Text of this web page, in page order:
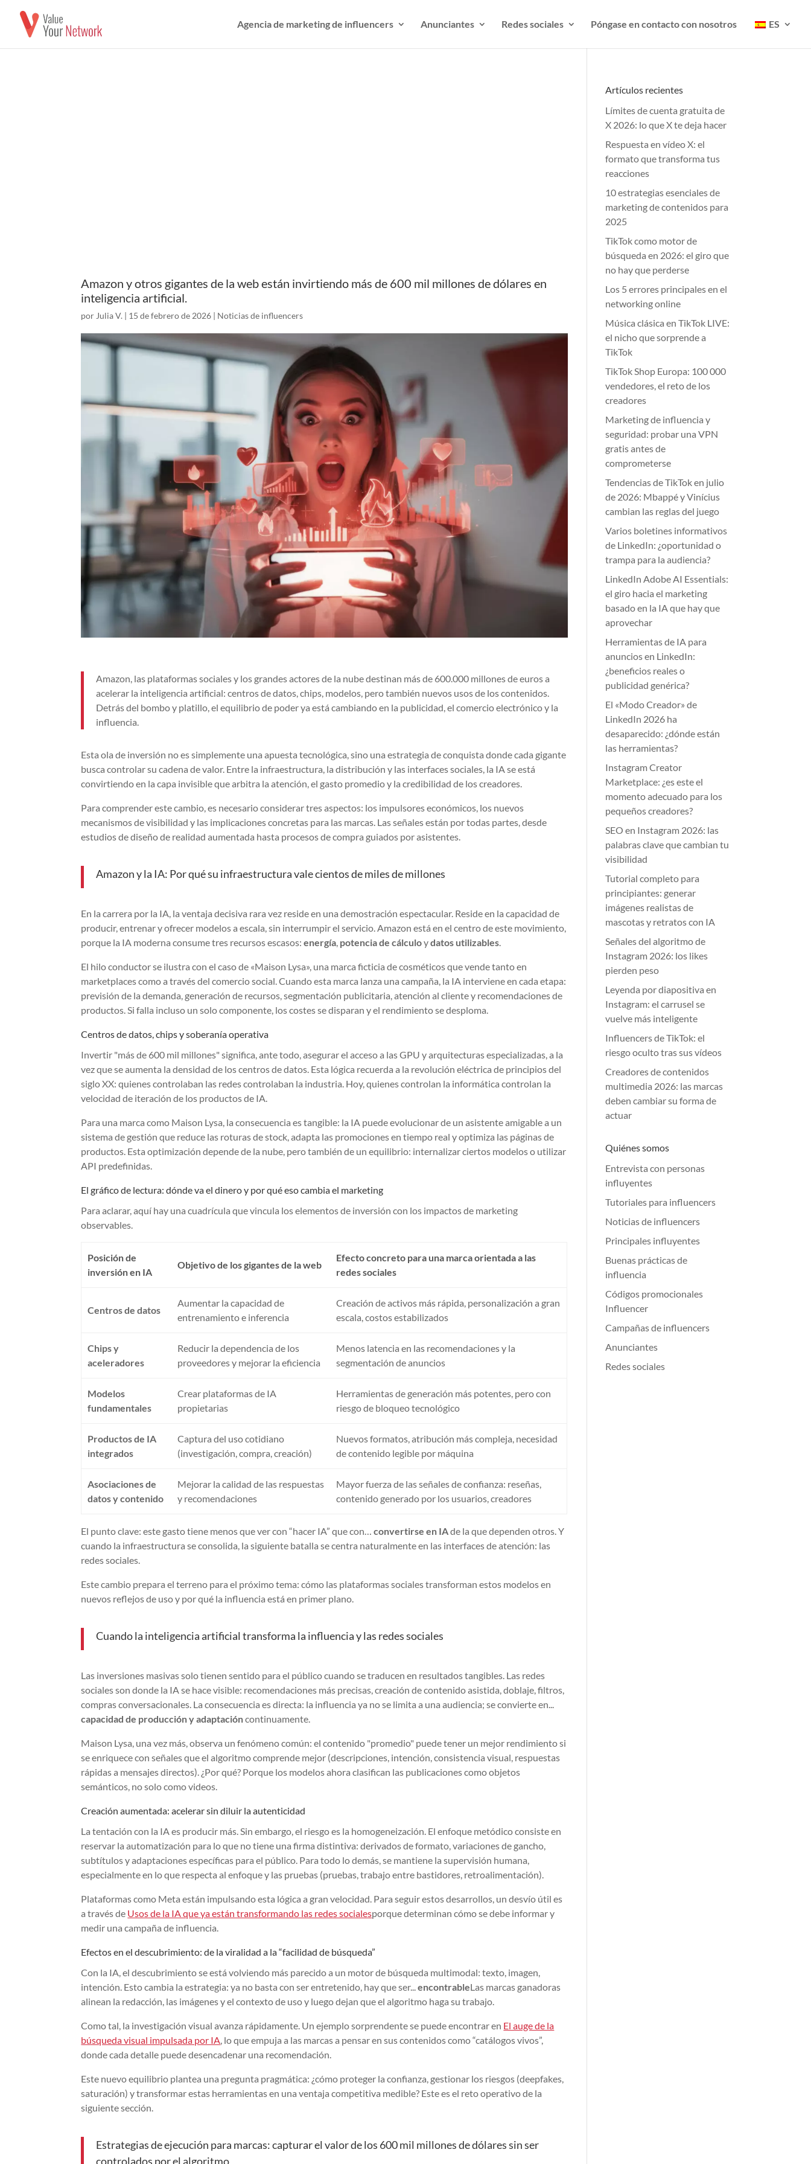
Agencia de marketing de influencers Anunciantes Redes sociales Póngase en contacto con nosotros ES
Amazon y otros gigantes de la web están invirtiendo más de 600 mil millones de dólares en
inteligencia artificial.
por Julia V. | 15 de febrero de 2026 | Noticias de influencers
Amazon, las plataformas sociales y los grandes actores de la nube destinan más de 600.000 millones de euros a
acelerar la inteligencia artificial: centros de datos, chips, modelos, pero también nuevos usos de los contenidos.
Detrás del bombo y platillo, el equilibrio de poder ya está cambiando en la publicidad, el comercio electrónico y la
influencia.
Esta ola de inversión no es simplemente una apuesta tecnológica, sino una estrategia de conquista donde cada gigante
busca controlar su cadena de valor. Entre la infraestructura, la distribución y las interfaces sociales, la IA se está
convirtiendo en la capa invisible que arbitra la atención, el gasto promedio y la credibilidad de los creadores.
Para comprender este cambio, es necesario considerar tres aspectos: los impulsores económicos, los nuevos
mecanismos de visibilidad y las implicaciones concretas para las marcas. Las señales están por todas partes, desde
estudios de diseño de realidad aumentada hasta procesos de compra guiados por asistentes.
Amazon y la IA: Por qué su infraestructura vale cientos de miles de millones
En la carrera por la IA, la ventaja decisiva rara vez reside en una demostración espectacular. Reside en la capacidad de
producir, entrenar y ofrecer modelos a escala, sin interrumpir el servicio. Amazon está en el centro de este movimiento,
porque la IA moderna consume tres recursos escasos:energía, potencia de cálculoydatos utilizables.
El hilo conductor se ilustra con el caso de «Maison Lysa», una marca ficticia de cosméticos que vende tanto en
marketplaces como a través del comercio social. Cuando esta marca lanza una campaña, la IA interviene en cada etapa:
previsión de la demanda, generación de recursos, segmentación publicitaria, atención al cliente y recomendaciones de
productos. Si falla incluso un solo componente, los costes se disparan y el rendimiento se desploma.
Centros de datos, chips y soberanía operativa
Invertir "más de 600 mil millones" significa, ante todo, asegurar el acceso a las GPU y arquitecturas especializadas, a la
vez que se aumenta la densidad de los centros de datos. Esta lógica recuerda a la revolución eléctrica de principios del
siglo XX: quienes controlaban las redes controlaban la industria. Hoy, quienes controlan la informática controlan la
velocidad de iteración de los productos de IA.
Para una marca como Maison Lysa, la consecuencia es tangible: la IA puede evolucionar de un asistente amigable a un
sistema de gestión que reduce las roturas de stock, adapta las promociones en tiempo real y optimiza las páginas de
productos. Esta optimización depende de la nube, pero también de un equilibrio: internalizar ciertos modelos o utilizar
API predefinidas.
El gráfico de lectura: dónde va el dinero y por qué eso cambia el marketing
Para aclarar, aquí hay una cuadrícula que vincula los elementos de inversión con los impactos de marketing
observables.
Posición de
inversión en IA
Objetivo de los gigantes de la web
Efecto concreto para una marca orientada a las
redes sociales
Centros de datos
Aumentar la capacidad de
entrenamiento e inferencia
Creación de activos más rápida, personalización a gran
escala, costos estabilizados
Chips y
aceleradores
Reducir la dependencia de los
proveedores y mejorar la eficiencia
Menos latencia en las recomendaciones y la
segmentación de anuncios
Modelos
fundamentales
Crear plataformas de IA
propietarias
Herramientas de generación más potentes, pero con
riesgo de bloqueo tecnológico
Productos de IA
integrados
Captura del uso cotidiano
(investigación, compra, creación)
Nuevos formatos, atribución más compleja, necesidad
de contenido legible por máquina
Asociaciones de
datos y contenido
Mejorar la calidad de las respuestas
y recomendaciones
Mayor fuerza de las señales de confianza: reseñas,
contenido generado por los usuarios, creadores
El punto clave: este gasto tiene menos que ver con “hacer IA” que con…convertirse en IAde la que dependen otros. Y
cuando la infraestructura se consolida, la siguiente batalla se centra naturalmente en las interfaces de atención: las
redes sociales.
Este cambio prepara el terreno para el próximo tema: cómo las plataformas sociales transforman estos modelos en
nuevos reflejos de uso y por qué la influencia está en primer plano.
Cuando la inteligencia artificial transforma la influencia y las redes sociales
Las inversiones masivas solo tienen sentido para el público cuando se traducen en resultados tangibles. Las redes
sociales son donde la IA se hace visible: recomendaciones más precisas, creación de contenido asistida, doblaje, filtros,
compras conversacionales. La consecuencia es directa: la influencia ya no se limita a una audiencia; se convierte en...
capacidad de producción y adaptacióncontinuamente.
Maison Lysa, una vez más, observa un fenómeno común: el contenido "promedio" puede tener un mejor rendimiento si
se enriquece con señales que el algoritmo comprende mejor (descripciones, intención, consistencia visual, respuestas
rápidas a mensajes directos). ¿Por qué? Porque los modelos ahora clasifican las publicaciones como objetos
semánticos, no solo como videos.
Creación aumentada: acelerar sin diluir la autenticidad
La tentación con la IA es producir más. Sin embargo, el riesgo es la homogeneización. El enfoque metódico consiste en
reservar la automatización para lo que no tiene una firma distintiva: derivados de formato, variaciones de gancho,
subtítulos y adaptaciones específicas para el público. Para todo lo demás, se mantiene la supervisión humana,
especialmente en lo que respecta al enfoque y las pruebas (pruebas, trabajo entre bastidores, retroalimentación).
Plataformas como Meta están impulsando esta lógica a gran velocidad. Para seguir estos desarrollos, un desvío útil es
a través de Usos de la IA que ya están transformando las redes socialesporque determinan cómo se debe informar y
medir una campaña de influencia.
Efectos en el descubrimiento: de la viralidad a la “facilidad de búsqueda”
Con la IA, el descubrimiento se está volviendo más parecido a un motor de búsqueda multimodal: texto, imagen,
intención. Esto cambia la estrategia: ya no basta con ser entretenido, hay que ser...encontrableLas marcas ganadoras
alinean la redacción, las imágenes y el contexto de uso y luego dejan que el algoritmo haga su trabajo.
Como tal, la investigación visual avanza rápidamente. Un ejemplo sorprendente se puede encontrar en El auge de la
búsqueda visual impulsada por IA, lo que empuja a las marcas a pensar en sus contenidos como “catálogos vivos”,
donde cada detalle puede desencadenar una recomendación.
Este nuevo equilibrio plantea una pregunta pragmática: ¿cómo proteger la confianza, gestionar los riesgos (deepfakes,
saturación) y transformar estas herramientas en una ventaja competitiva medible? Este es el reto operativo de la
siguiente sección.
Estrategias de ejecución para marcas: capturar el valor de los 600 mil millones de dólares sin ser
controlados por el algoritmo
Artículos recientes
Límites de cuenta gratuita de
X 2026: lo que X te deja hacer
Respuesta en vídeo X: el
formato que transforma tus
reacciones
10 estrategias esenciales de
marketing de contenidos para
2025
TikTok como motor de
búsqueda en 2026: el giro que
no hay que perderse
Los 5 errores principales en el
networking online
Música clásica en TikTok LIVE:
el nicho que sorprende a
TikTok
TikTok Shop Europa: 100 000
vendedores, el reto de los
creadores
Marketing de influencia y
seguridad: probar una VPN
gratis antes de
comprometerse
Tendencias de TikTok en julio
de 2026: Mbappé y Vinícius
cambian las reglas del juego
Varios boletines informativos
de LinkedIn: ¿oportunidad o
trampa para la audiencia?
LinkedIn Adobe AI Essentials:
el giro hacia el marketing
basado en la IA que hay que
aprovechar
Herramientas de IA para
anuncios en LinkedIn:
¿beneficios reales o
publicidad genérica?
El «Modo Creador» de
LinkedIn 2026 ha
desaparecido: ¿dónde están
las herramientas?
Instagram Creator
Marketplace: ¿es este el
momento adecuado para los
pequeños creadores?
SEO en Instagram 2026: las
palabras clave que cambian tu
visibilidad
Tutorial completo para
principiantes: generar
imágenes realistas de
mascotas y retratos con IA
Señales del algoritmo de
Instagram 2026: los likes
pierden peso
Leyenda por diapositiva en
Instagram: el carrusel se
vuelve más inteligente
Influencers de TikTok: el
riesgo oculto tras sus vídeos
Creadores de contenidos
multimedia 2026: las marcas
deben cambiar su forma de
actuar
Quiénes somos
Entrevista con personas
influyentes
Tutoriales para influencers
Noticias de influencers
Principales influyentes
Buenas prácticas de
influencia
Códigos promocionales
Influencer
Campañas de influencers
Anunciantes
Redes sociales